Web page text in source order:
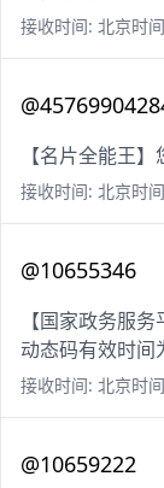
接收时间: 北京时
【名片全能王
接收时间: 北京时
@10655346
【国家政务服
动态码有效时间
接收时间: 北京时
@10659222